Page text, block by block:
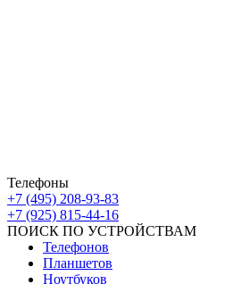
Телефоны
+7 (495) 208-93-83
+7 (925) 815-44-16
ПОИСК ПО УСТРОЙСТВАМ
Телефонов
Планшетов
Ноутбуков